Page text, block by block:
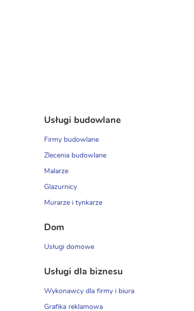
Usługi budowlane
Firmy budowlane
Zlecenia budowlane
Malarze
Glazurnicy
Murarze i tynkarze
Dom
Usługi domowe
Usługi dla biznesu
Wykonawcy dla firmy i biura
Grafika reklamowa